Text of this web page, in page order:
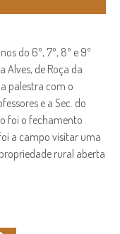
do 6º, 7º, 8º e 9º
Alves, de Roça da
palestra com o
e a Sec. do
foi o fechamento
a campo visitar uma
rural aberta